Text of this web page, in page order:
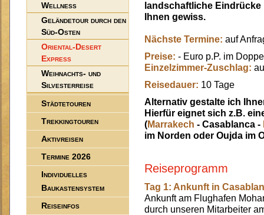
landschaftliche
Ihnen gewiss.
Nächste Termine: auf
Preise: - Euro p.P. im
Einzelzimmer-Zuschlag:
Reisedauer: 10 Tage
Alternativ gestalte ich
Hierfür eignet sich z.B.
(Marrakech - Casablanca -
im Norden oder Oujda im
Reiseprogramm
Tag 1: Ankunft in
Ankunft am Flughafen
durch unseren Mitarbeiter
Wellness
Geländetour durch den
Süd-Osten
Oriental-Desert
Express
Weihnachts- und
Silvesterreise
Städtetouren
Trekkingtouren
Aktivreisen
Termine 2026
Individuelles
Baukastensystem
Reiseinfos